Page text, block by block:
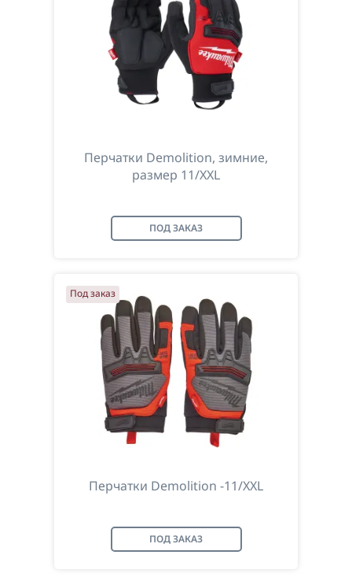
Перчатки Demolition, зимние,
размер 11/XXL
ПОД ЗАКАЗ
Перчатки Demolition -11/XXL
ПОД ЗАКАЗ
Под заказ